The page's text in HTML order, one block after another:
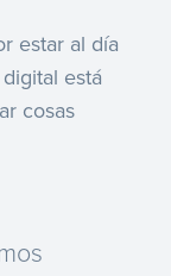
estar al día
está
cosas